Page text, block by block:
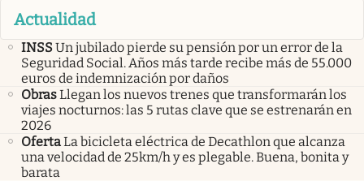
Actualidad
INSSUn jubilado pierde su pensión por un error de la
Seguridad Social. Años más tarde recibe más de 55.000
euros de indemnización por daños
ObrasLlegan los nuevos trenes que transformarán los
viajes nocturnos: las 5 rutas clave que se estrenarán en
2026
OfertaLa bicicleta eléctrica de Decathlon que alcanza
una velocidad de 25km/h y es plegable. Buena, bonita y
barata